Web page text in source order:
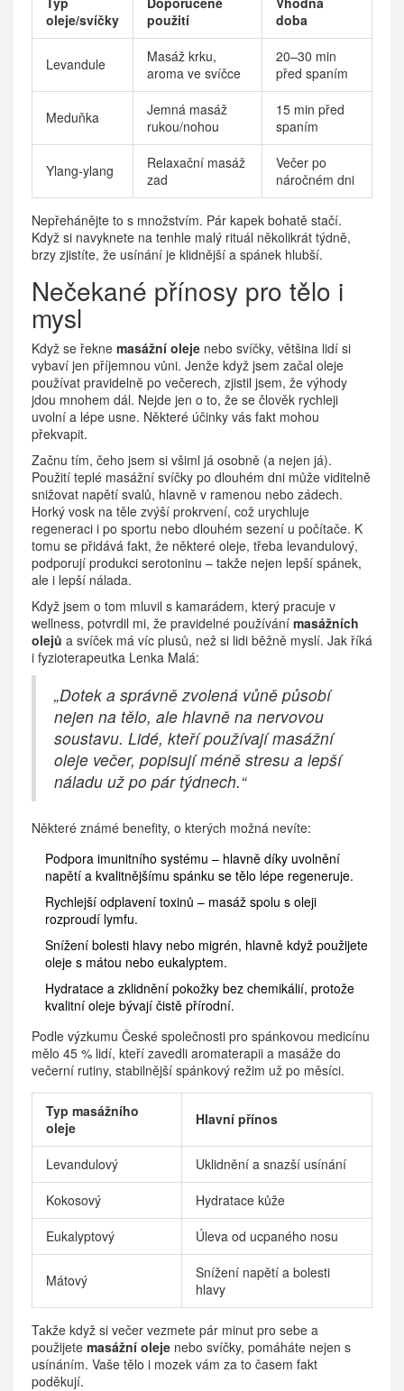
oleje/svíčky
použití
doba
Levandule
Masáž krku,
aroma ve svíčce
20–30 min
před spaním
Meduňka
Jemná masáž
rukou/nohou
15 min před
spaním
Ylang-ylang
Relaxační masáž
zad
Večer po
náročném dni
Nepřehánějte to s množstvím. Pár kapek bohatě stačí.
Když si navyknete na tenhle malý rituál několikrát týdně,
brzy zjistíte, že usínání je klidnější a spánek hlubší.
Nečekané přínosy pro tělo i
mysl
Když se řekne masážní oleje nebo svíčky, většina lidí si
vybaví jen příjemnou vůni. Jenže když jsem začal oleje
používat pravidelně po večerech, zjistil jsem, že výhody
jdou mnohem dál. Nejde jen o to, že se člověk rychleji
uvolní a lépe usne. Některé účinky vás fakt mohou
překvapit.
Začnu tím, čeho jsem si všiml já osobně (a nejen já).
Použití teplé masážní svíčky po dlouhém dni může viditelně
snižovat napětí svalů, hlavně v ramenou nebo zádech.
Horký vosk na těle zvýší prokrvení, což urychluje
regeneraci i po sportu nebo dlouhém sezení u počítače. K
tomu se přidává fakt, že některé oleje, třeba levandulový,
podporují produkci serotoninu – takže nejen lepší spánek,
ale i lepší nálada.
Když jsem o tom mluvil s kamarádem, který pracuje v
wellness, potvrdil mi, že pravidelné používání masážních
olejů a svíček má víc plusů, než si lidi běžně myslí. Jak říká
i fyzioterapeutka Lenka Malá:
„Dotek a správně zvolená vůně působí
nejen na tělo, ale hlavně na nervovou
soustavu. Lidé, kteří používají masážní
oleje večer, popisují méně stresu a lepší
náladu už po pár týdnech.“
Některé známé benefity, o kterých možná nevíte:
Podpora imunitního systému – hlavně díky uvolnění
napětí a kvalitnějšímu spánku se tělo lépe regeneruje.
Rychlejší odplavení toxinů – masáž spolu s oleji
rozproudí lymfu.
Snížení bolesti hlavy nebo migrén, hlavně když použijete
oleje s mátou nebo eukalyptem.
Hydratace a zklidnění pokožky bez chemikálií, protože
kvalitní oleje bývají čistě přírodní.
Podle výzkumu České společnosti pro spánkovou medicínu
mělo 45 % lidí, kteří zavedli aromaterapii a masáže do
večerní rutiny, stabilnější spánkový režim už po měsíci.
Typ masážního
oleje
Hlavní přínos
Levandulový
Uklidnění a snazší usínání
Kokosový
Hydratace kůže
Eukalyptový
Úleva od ucpaného nosu
Mátový
Snížení napětí a bolesti
hlavy
Takže když si večer vezmete pár minut pro sebe a
použijete masážní oleje nebo svíčky, pomáháte nejen s
usínáním. Vaše tělo i mozek vám za to časem fakt
poděkují.